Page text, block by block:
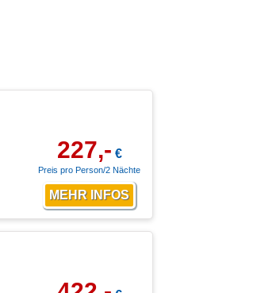
227,- €
Preis pro Person/2 Nächte